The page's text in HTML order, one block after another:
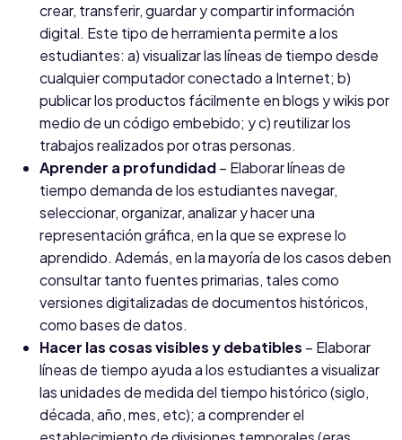
crear, transferir, guardar y compartir información
digital. Este tipo de herramienta permite a los
estudiantes: a) visualizar las líneas de tiempo desde
cualquier computador conectado a Internet; b)
publicar los productos fácilmente en blogs y wikis por
medio de un código embebido; y c) reutilizar los
trabajos realizados por otras personas.
Aprender a profundidad– Elaborar líneas de
tiempo demanda de los estudiantes navegar,
seleccionar, organizar, analizar y hacer una
representación gráfica, en la que se exprese lo
aprendido. Además, en la mayoría de los casos deben
consultar tanto fuentes primarias, tales como
versiones digitalizadas de documentos históricos,
como bases de datos.
Hacer las cosas visibles y debatibles – Elaborar
líneas de tiempo ayuda a los estudiantes a visualizar
las unidades de medida del tiempo histórico (siglo,
década, año, mes, etc); a comprender el